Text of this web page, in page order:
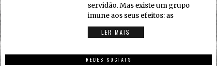
servidão. Mas existe um grupo
imune aos seus efeitos: as
LER MAIS
REDES SOCIAIS